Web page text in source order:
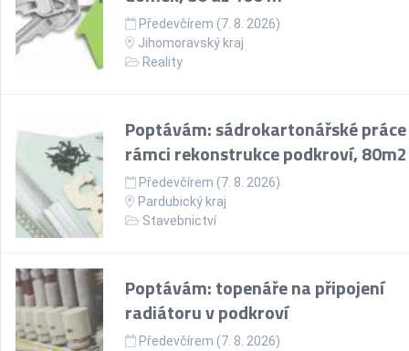
Předevčírem (7. 8. 2026)
Jihomoravský kraj
Reality
Poptávám: sádrokartonářské
rámci rekonstrukce podkroví, 80m2
Předevčírem (7. 8. 2026)
Pardubický kraj
Stavebnictví
Poptávám: topenáře na připojení
radiátoru v podkroví
Předevčírem (7. 8. 2026)